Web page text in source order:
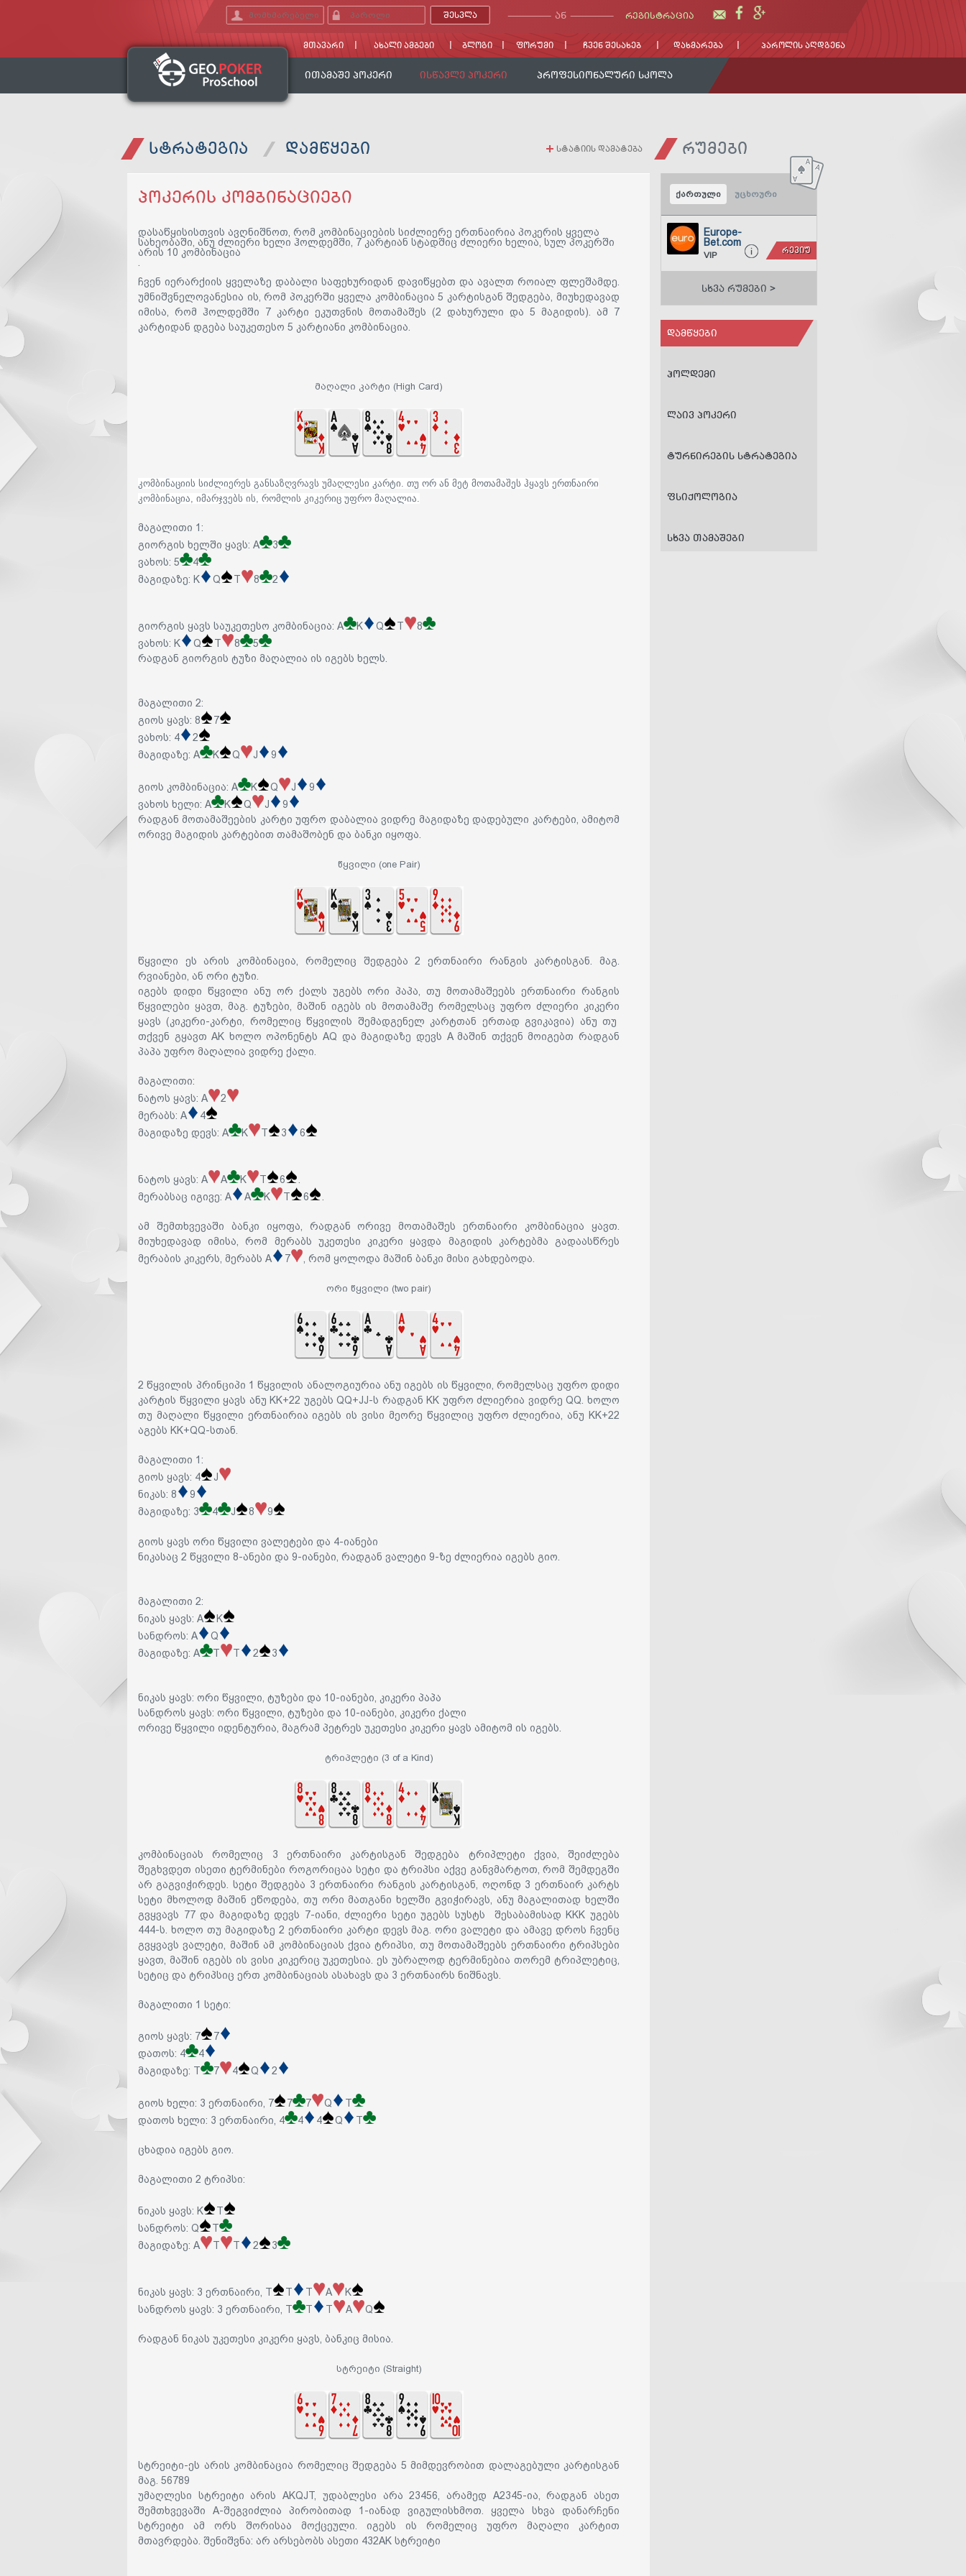
ᲐᲜ ᲠᲔᲒᲘᲡᲢᲠᲐᲪᲘᲐ
ᲛᲗᲐᲕᲐᲠᲘ ᲐᲮᲐᲚᲘ ᲐᲛᲑᲔᲑᲘ ᲑᲚᲝᲒᲘ ᲤᲝᲠᲣᲛᲘ ᲩᲕᲔᲜ ᲨᲔᲡᲐᲮᲔᲑ ᲓᲐᲮᲛᲐᲠᲔᲑᲐ ᲞᲐᲠᲝᲚᲘᲡ ᲐᲦᲓᲒᲔᲜᲐ
ᲘᲗᲐᲛᲐᲨᲔ ᲞᲝᲙᲔᲠᲘ ᲘᲡᲬᲐᲕᲚᲔ ᲞᲝᲙᲔᲠᲘ ᲞᲠᲝᲤᲔᲡᲘᲝᲜᲐᲚᲣᲠᲘ ᲡᲙᲝᲚᲐ
ᲡᲢᲠᲐᲢᲔᲒᲘᲐ ᲓᲐᲛᲬᲧᲔᲑᲘ + სტატიის დამატება
ᲞᲝᲙᲔᲠᲘᲡ ᲙᲝᲛᲑᲘᲜᲐᲪᲘᲔᲑᲘ
დასაწყისისთვის ავღნიშნოთ, რომ კომბინაციების სიძლიერე ერთნაირია პოკერის ყველა
სახეობაში, ანუ ძლიერი ხელი ჰოლდემში, 7 კარტიან სტადშიც ძლიერი ხელია, სულ პოკერში
არის 10 კომბინაცია
ჩვენ იერარქიის ყველაზე დაბალი საფეხურიდან დავიწყებთ და ავალთ როიალ ფლეშამდე.
უმნიშვნელოვანესია ის, რომ პოკერში ყველა კომბინაცია 5 კარტისგან შედგება , მიუხედავად
იმისა, რომ ჰოლდემში 7 კარტი ეკუთვნის მოთამაშეს (2 დახურული და 5 მაგიდის). ამ 7
კარტიდან დგება საუკეთესო 5 კარტიანი კომბინაცია.
მაღალი კარტი (High Card)
კომბინაციის სიძლიერეს განსაზღვრავს უმაღლესი კარტი. თუ ორ ან მეტ მოთამაშეს ჰყავს ერთნაირი
კომბინაცია, იმარჯვებს ის, რომლის კიკერიც უფრო მაღალია.
მაგალითი 1 :
გიორგის ხელში ყავს: A
3
ვახოს: 5
4
მაგიდაზე: K
Q T 8 2
გიორგის ყავს საუკეთესო კომბინაცია: A K Q T
8
ვახოს: K
Q T 8
5
რადგან გიორგის ტუზი მაღალია ის იგებს ხელს.
მაგალითი 2:
გიოს ყავს: 8
7
ვახოს: 4
2
მაგიდაზე: A
K Q J 9
გიოს კომბინაცია: A K Q J
9
ვახოს ხელი: A K Q J
9
რადგან მოთამაშეების კარტი უფრო დაბალია ვიდრე მაგიდაზე დადებული კარტები, ამიტომ
ორივე მაგიდის კარტებით თამაშობენ და ბანკი იყოფა.
წყვილი (one Pair)
წყვილი ეს არის კომბინაცია, რომელიც შედგება 2 ერთნაირი რანგის კარტისგან. მაგ.
რვიანები, ან ორი ტუზი.
იგებს დიდი წყვილი ანუ ორ ქალს უგებს ორი პაპა, თუ მოთამაშეებს ერთნაირი რანგის
წყვილები ყავთ, მაგ. ტუზები, მაშინ იგებს ის მოთამაშე რომელსაც უფრო ძლიერი კიკერი
ყავს (კიკერი-კარტი, რომელიც წყვილის შემადგენელ კარტთან ერთად გვიკავია) ანუ თუ
თქვენ გყავთ AK ხოლო ოპონენტს AQ და მაგიდაზე დევს A მაშინ თქვენ მოიგებთ რადგან
პაპა უფრო მაღალია ვიდრე ქალი.
მაგალითი:
ნატოს ყავს: A
2
მერაბს: A
4
მაგიდაზე დევს: A
K T 3 6
ნატოს ყავს: A A K T 6
მერაბსაც იგივე: A
A K T 6
ამ შემთხვევაში ბანკი იყოფა, რადგან ორივე მოთამაშეს ერთნაირი კომბინაცია ყავთ.
მიუხედავად იმისა, რომ მერაბს უკეთესი კიკერი ყავდა მაგიდის კარტებმა გადაასწრეს
მერაბის კიკერს, მერაბს A
7 , რომ ყოლოდა მაშინ ბანკი მისი გახდებოდა.
ორი წყვილი (two pair)
2 წყვილის პრინციპი 1 წყვილის ანალოგიურია ანუ იგებს ის წყვილი, რომელსაც უფრო დიდი
კარტის წყვილი ყავს ანუ KK+22 უგებს QQ+JJ-ს რადგან KK უფრო ძლიერია ვიდრე QQ. ხოლო
თუ მაღალი წყვილი ერთნაირია იგებს ის ვისი მეორე წყვილიც უფრო ძლიერია, ანუ KK+22
აგებს KK+QQ-სთან.
მაგალითი 1 :
გიოს ყავს: 4
J
ნიკას: 8
9
მაგიდაზე: 3
4 J 8 9
გიოს ყავს ორი წყვილი ვალეტები და 4-იანები
ნიკასაც 2 წყვილი 8-ანები და 9-იანები, რადგან ვალეტი 9-ზე ძლიერია იგებს გიო.
მაგალითი 2:
ნიკას ყავს: A
K
სანდროს: A
Q
მაგიდაზე: A
T T 2 3
ნიკას ყავს: ორი წყვილი, ტუზები და 10-იანები, კიკერი პაპა
სანდროს ყავს: ორი წყვილი, ტუზები და 10-იანები, კიკერი ქალი
ორივე წყვილი იდენტურია, მაგრამ პეტრეს უკეთესი კიკერი ყავს ამიტომ ის იგებს.
ტრიპლეტი (3 of a Kind)
კომბინაციას რომელიც 3 ერთნაირი კარტისგან შედგება ტრიპლეტი ქვია, შეიძლება
შეგხვდეთ ისეთი ტერმინები როგორიცაა სეტი და ტრიპსი აქვე განვმარტოთ, რომ შემდეგში
არ გაგვიჭირდეს. სეტი შედგება 3 ერთნაირი რანგის კარტისგან, ოღონდ 3 ერთნაირ კარტს
სეტი მხოლოდ მაშინ ეწოდება, თუ ორი მათგანი ხელში გვიჭირავს, ანუ მაგალითად ხელში
გვყვავს 77 და მაგიდაზე დევს 7-იანი, ძლიერი სეტი უგებს სუსტს შესაბამისად KKK უგებს
444-ს. ხოლო თუ მაგიდაზე 2 ერთნაირი კარტი დევს მაგ. ორი ვალეტი და ამავე დროს ჩვენც
გვყვავს ვალეტი, მაშინ ამ კომბინაციას ქვია ტრიპსი, თუ მოთამაშეებს ერთნაირი ტრიპსები
ყავთ, მაშინ იგებს ის ვისი კიკერიც უკეთესია.ეს უბრალოდ ტერმინებია თორემ ტრიპლეტიც,
სეტიც და ტრიპსიც ერთ კომბინაციას ასახავს და 3 ერთნაირს ნიშნავს.
მაგალითი 1 სეტი:
გიოს ყავს: 7
7
დათოს: 4
4
მაგიდაზე: T
7 4 Q 2
გიოს ხელი: 3 ერთნაირი, 7 7 7 Q
T
დათოს ხელი: 3 ერთნაირი, 4
4 4 Q T
ცხადია იგებს გიო.
მაგალითი 2 ტრიპსი:
ნიკას ყავს: K
T
სანდროს: Q
T
მაგიდაზე: A
T T 2 3
ნიკას ყავს: 3 ერთნაირი, T T T A
K
სანდროს ყავს: 3 ერთნაირი, T
T T A Q
რადგან ნიკას უკეთესი კიკერი ყავს, ბანკიც მისია.
სტრეიტი (Straight)
სტრეიტი-ეს არის კომბინაცია რომელიც შედგება 5 მიმდევრობით დალაგებული კარტისგან
მაგ. 56789
უმაღლესი სტრეიტი არის AKQJT, უდაბლესი არა 23456, არამედ A2345-ია, რადგან ასეთ
შემთხვევაში A-შეგვიძლია პირობითად 1-იანად ვიგულისხმოთ. ყველა სხვა დანარჩენი
სტრეიტი ამ ორს შორისაა მოქცეული. იგებს ის რომელიც უფრო მაღალი კარტით
მთავრდება. შენიშვნა: არ არსებობს ასეთი 432AK სტრეიტი
ᲠᲣᲛᲔᲑᲘ
ქართული უცხოური
Europe-
Bet.com
VIP ᲠᲔᲕᲘᲣ
ᲡᲮᲕᲐ ᲠᲣᲛᲔᲑᲘ >
ᲓᲐᲛᲬᲧᲔᲑᲘ
ᲰᲝᲚᲓᲔᲛᲘ
ᲚᲐᲘᲕ ᲞᲝᲙᲔᲠᲘ
ᲢᲣᲠᲜᲘᲠᲔᲑᲘᲡ ᲡᲢᲠᲐᲢᲔᲒᲘᲐ
ᲤᲡᲘᲥᲝᲚᲝᲒᲘᲐ
ᲡᲮᲕᲐ ᲗᲐᲛᲐᲨᲔᲑᲘ